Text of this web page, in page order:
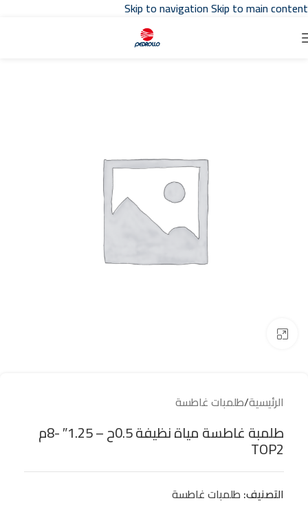
Skip to navigationSkip to main content
توكيل بدرلو
الرئيسية/طلمبات غاطسة
طلمبة غاطسة مياة نظيفة 0.5ح – 1.25″ -8م
TOP2
التصنيف: طلمبات غاطسة